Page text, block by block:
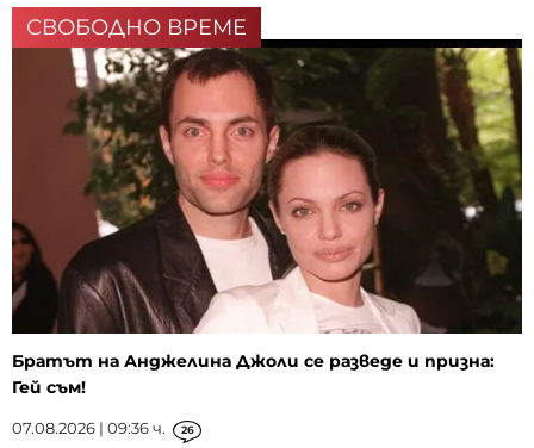
СВОБОДНО ВРЕМЕ
Братът на Анджелина Джоли се разведе и призна:
Гей съм!
07.08.2026 | 09:36 ч. 26